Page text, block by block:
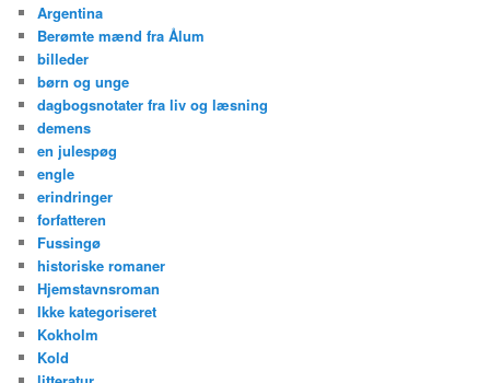
Argentina
Berømte mænd fra Ålum
billeder
børn og unge
dagbogsnotater fra liv og læsning
demens
en julespøg
engle
erindringer
forfatteren
Fussingø
historiske romaner
Hjemstavnsroman
Ikke kategoriseret
Kokholm
Kold